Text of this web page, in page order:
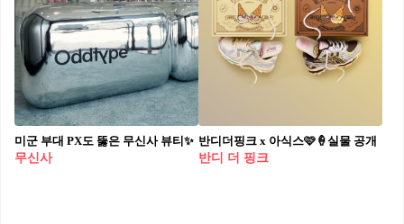
미군 부대 PX도 뚫은 무신사 뷰티✨
무신사
반디더핑크 x 아식스🩷🍦실물 공개
반디 더 핑크